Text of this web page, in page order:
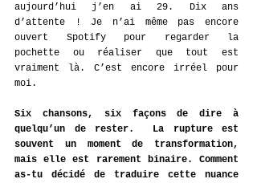
aujourd’hui j’en ai 29. Dix ans
d’attente ! Je n’ai même pas encore
ouvert Spotify pour regarder la
pochette ou réaliser que tout est
vraiment là. C’est encore irréel pour
moi.
Six chansons, six façons de dire à
quelqu’un de rester.  La rupture est
souvent un moment de transformation,
mais elle est rarement binaire. Comment
as-tu décidé de traduire cette nuance